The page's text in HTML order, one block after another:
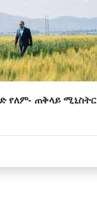
የለም- ጠቅላይ ሚኒስትር